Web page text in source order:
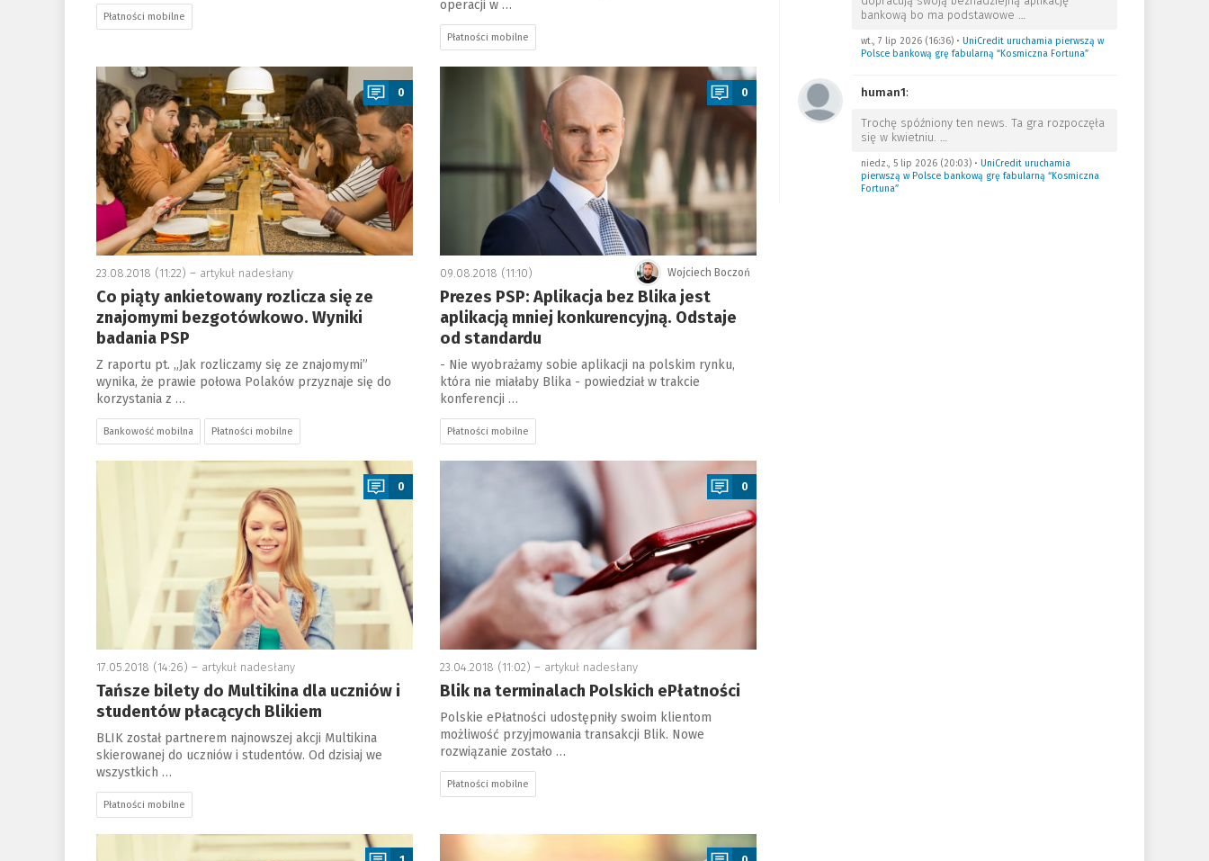
Płatności mobilne
operacji w …
Płatności mobilne
a
0
23.08.2018 (11:22) – artykuł nadesłany
Co piąty ankietowany rozlicza się ze
znajomymi bezgotówkowo. Wyniki
badania PSP
Z raportu pt. „Jak rozliczamy się ze znajomymi”
wynika, że prawie połowa Polaków przyznaje się do
korzystania z …
Bankowość mobilna Płatności mobilne
a
0
Wojciech Boczoń
09.08.2018 (11:10)
Prezes PSP: Aplikacja bez Blika jest
aplikacją mniej konkurencyjną. Odstaje
od standardu
- Nie wyobrażamy sobie aplikacji na polskim rynku,
która nie miałaby Blika - powiedział w trakcie
konferencji …
Płatności mobilne
a
0
17.05.2018 (14:26) – artykuł nadesłany
Tańsze bilety do Multikina dla uczniów i
studentów płacących Blikiem
BLIK został partnerem najnowszej akcji Multikina
skierowanej do uczniów i studentów. Od dzisiaj we
wszystkich …
Płatności mobilne
a
0
23.04.2018 (11:02) – artykuł nadesłany
Blik na terminalach Polskich ePłatności
Polskie ePłatności udostępniły swoim klientom
możliwość przyjmowania transakcji Blik. Nowe
rozwiązanie zostało …
Płatności mobilne
a a
bankową bo ma podstawowe …
wt., 7 lip 2026 (16:36)• UniCredit uruchamia pierwszą w
Polsce bankową grę fabularną “Kosmiczna Fortuna”
human1:
Trochę spóźniony ten news. Ta gra rozpoczęła
się w kwietniu. …
niedz., 5 lip 2026 (20:03)• UniCredit uruchamia
pierwszą w Polsce bankową grę fabularną “Kosmiczna
Fortuna”